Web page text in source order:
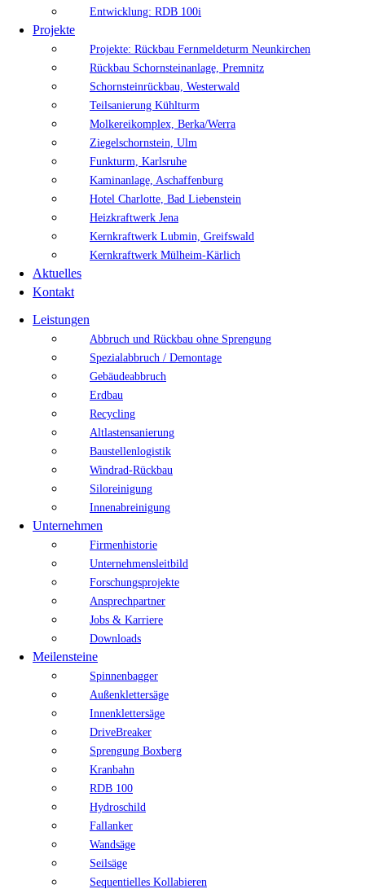
Entwicklung: RDB 100i
Projekte
Projekte: Rückbau Fernmeldeturm Neunkirchen
Rückbau Schornsteinanlage, Premnitz
Schornsteinrückbau, Westerwald
Teilsanierung Kühlturm
Molkereikomplex, Berka/Werra
Ziegelschornstein, Ulm
Funkturm, Karlsruhe
Kaminanlage, Aschaffenburg
Hotel Charlotte, Bad Liebenstein
Heizkraftwerk Jena
Kernkraftwerk Lubmin, Greifswald
Kernkraftwerk Mülheim-Kärlich
Aktuelles
Kontakt
Leistungen
Abbruch und Rückbau ohne Sprengung
Spezialabbruch / Demontage
Gebäudeabbruch
Erdbau
Recycling
Altlastensanierung
Baustellenlogistik
Windrad-Rückbau
Siloreinigung
Innenabreinigung
Unternehmen
Firmenhistorie
Unternehmensleitbild
Forschungsprojekte
Ansprechpartner
Jobs & Karriere
Downloads
Meilensteine
Spinnenbagger
Außenklettersäge
Innenklettersäge
DriveBreaker
Sprengung Boxberg
Kranbahn
RDB 100
Hydroschild
Fallanker
Wandsäge
Seilsäge
Sequentielles Kollabieren